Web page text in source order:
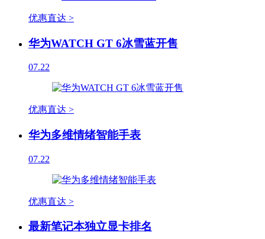
优惠直达 >
华为WATCH GT 6冰雪蓝开售
07.22
优惠直达 >
华为多维情绪智能手表
07.22
优惠直达 >
最新笔记本独立显卡排名